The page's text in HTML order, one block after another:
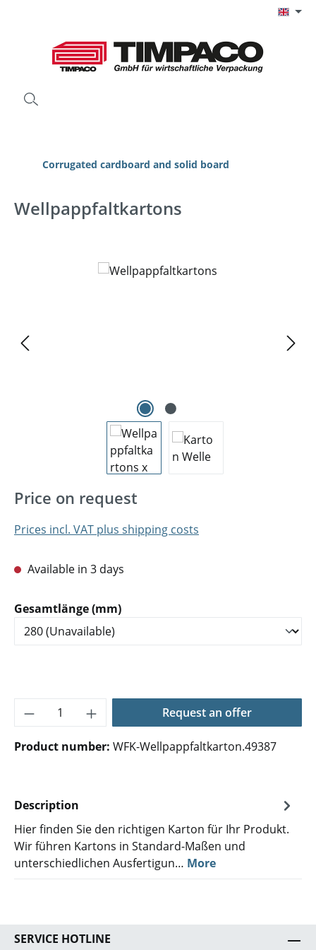
Corrugated cardboard and solid board
Wellpappfaltkartons
Skip image gallery
Price on request
Prices incl. VAT plus shipping costs
Available in 3 days
Select
Gesamtlänge (mm)
Product Quantity: Enter the desired
Request an offer
Product number: WFK-Wellpappfaltkarton.49387
Description
Hier finden Sie den richtigen Karton für Ihr Produkt.
Wir führen Kartons in Standard-Maßen und
unterschiedlichen Ausfertigun… More
SERVICE HOTLINE